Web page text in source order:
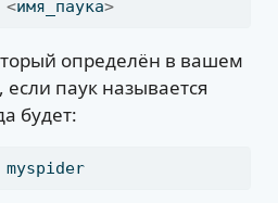
<имя_паука>
определён в вашем
паук называется
будет: